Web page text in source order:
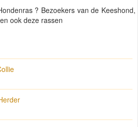
? Bezoekers van de Keeshond,
ook deze rassen